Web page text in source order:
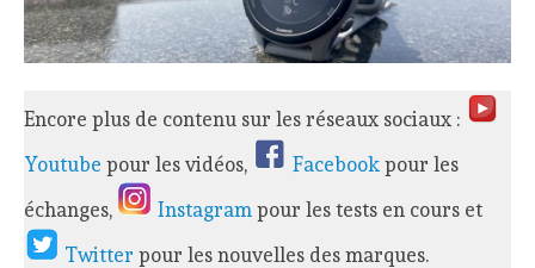
Encore plus de contenu sur les réseaux sociaux :
Youtube pour les vidéos, Facebookpour les
échanges,
Instagrampour les tests en cours et
Twitterpour les nouvelles des marques.